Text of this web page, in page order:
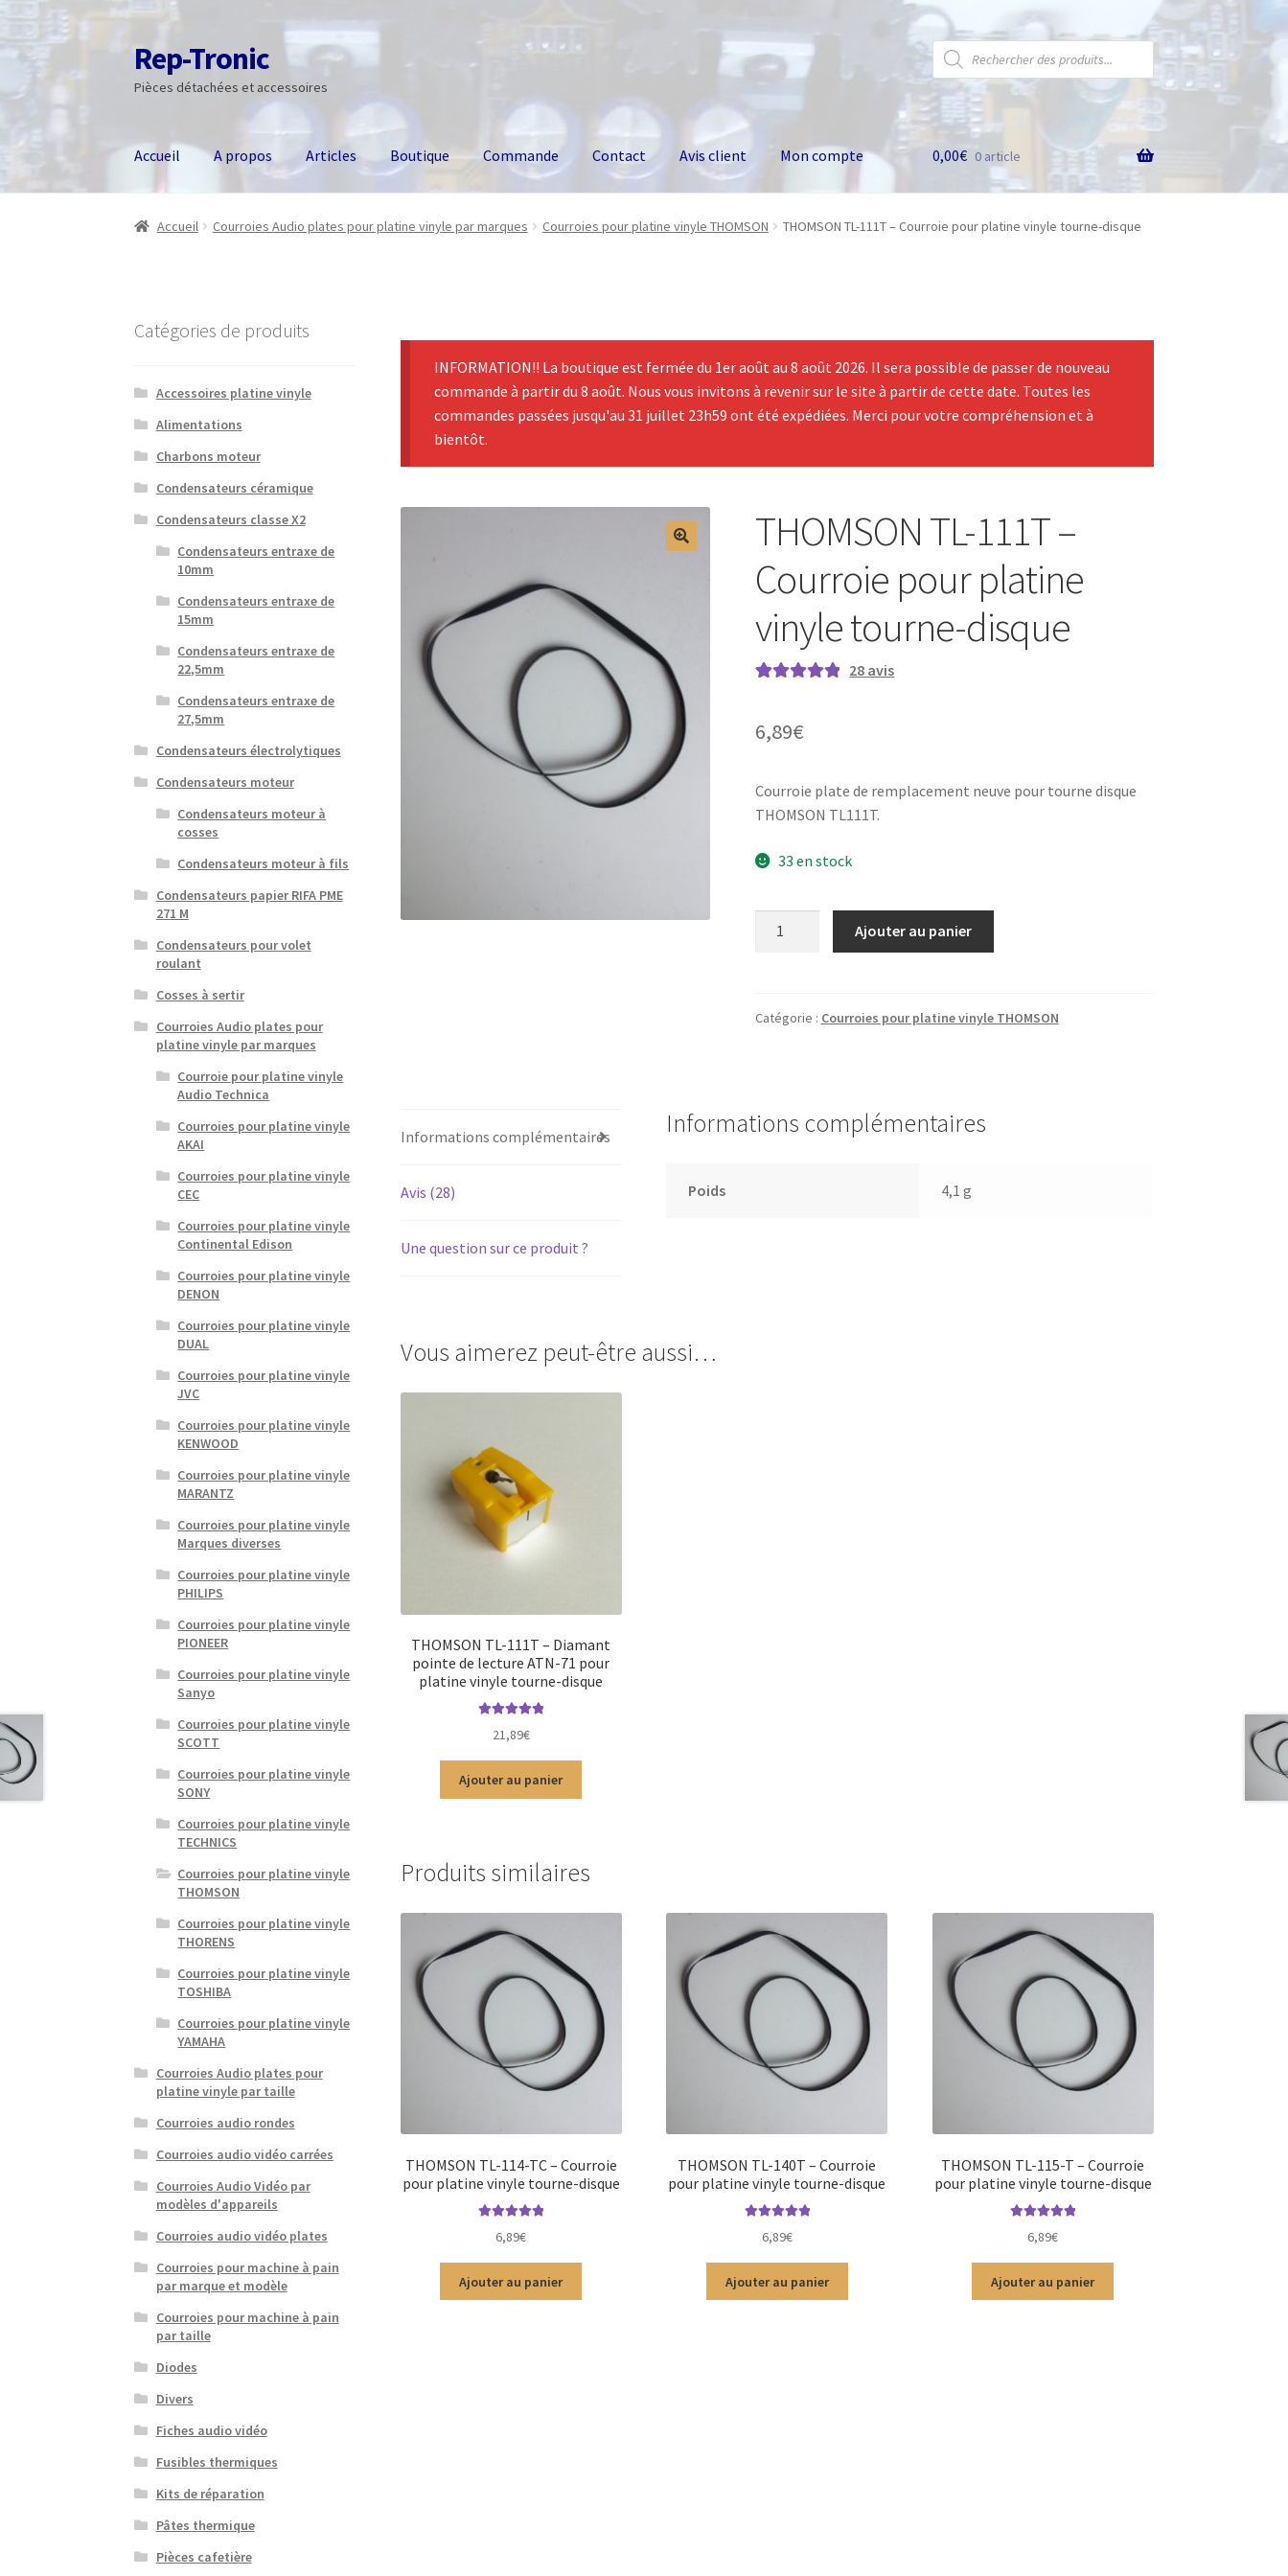
Aller
à
la
Aller
au
contenu
Rep-Tronic
Pièces détachées et accessoires
Recherche
de
produits
Accueil A propos Articles Boutique Commande Contact Avis client Mon compte 0,00€ 0 article
Accueil Courroies Audio plates pour platine vinyle par marques Courroies pour platine vinyle THOMSON THOMSON TL-111T – Courroie pour platine vinyle tourne-disque
INFORMATION!! La boutique est fermée du 1er août au 8 août 2026. Il sera possible de passer de nouveau
commande à partir du 8 août. Nous vous invitons à revenir sur le site à partir de cette date. Toutes les
commandes passées jusqu'au 31 juillet 23h59 ont été expédiées. Merci pour votre compréhension et à
bientôt.
THOMSON TL-111T –
Courroie pour platine
vinyle tourne-disque
notations
28 avis
6,89€
Courroie plate de remplacement neuve pour tourne disque
THOMSON TL111T.
33 en stock
111T
platine
vinyle
Ajouter au panier
Catégorie : Courroies pour platine vinyle THOMSON
Informations complémentaires
Avis (28)
Une question sur ce produit ?
Informations complémentaires
Poids 4,1 g
Vous aimerez peut-être aussi…
THOMSON TL-111T – Diamant
pointe de lecture ATN-71 pour
platine vinyle tourne-disque
5
21,89€
Ajouter au panier
Produits similaires
THOMSON TL-114-TC – Courroie
pour platine vinyle tourne-disque
5
6,89€
Ajouter au panier
THOMSON TL-140T – Courroie
pour platine vinyle tourne-disque
5
6,89€
Ajouter au panier
THOMSON TL-115-T – Courroie
pour platine vinyle tourne-disque
5
6,89€
Ajouter au panier
Catégories de produits
Accessoires platine vinyle
Alimentations
Charbons moteur
Condensateurs céramique
Condensateurs classe X2
Condensateurs entraxe de
10mm
Condensateurs entraxe de
15mm
Condensateurs entraxe de
22,5mm
Condensateurs entraxe de
27,5mm
Condensateurs électrolytiques
Condensateurs moteur
Condensateurs moteur à
cosses
Condensateurs moteur à fils
Condensateurs papier RIFA PME
271 M
Condensateurs pour volet
roulant
Cosses à sertir
Courroies Audio plates pour
platine vinyle par marques
Courroie pour platine vinyle
Audio Technica
Courroies pour platine vinyle
AKAI
Courroies pour platine vinyle
CEC
Courroies pour platine vinyle
Continental Edison
Courroies pour platine vinyle
DENON
Courroies pour platine vinyle
DUAL
Courroies pour platine vinyle
JVC
Courroies pour platine vinyle
KENWOOD
Courroies pour platine vinyle
MARANTZ
Courroies pour platine vinyle
Marques diverses
Courroies pour platine vinyle
PHILIPS
Courroies pour platine vinyle
PIONEER
Courroies pour platine vinyle
Sanyo
Courroies pour platine vinyle
SCOTT
Courroies pour platine vinyle
SONY
Courroies pour platine vinyle
TECHNICS
Courroies pour platine vinyle
THOMSON
Courroies pour platine vinyle
THORENS
Courroies pour platine vinyle
TOSHIBA
Courroies pour platine vinyle
YAMAHA
Courroies Audio plates pour
platine vinyle par taille
Courroies audio rondes
Courroies audio vidéo carrées
Courroies Audio Vidéo par
modèles d'appareils
Courroies audio vidéo plates
Courroies pour machine à pain
par marque et modèle
Courroies pour machine à pain
par taille
Diodes
Divers
Fiches audio vidéo
Fusibles thermiques
Kits de réparation
Pâtes thermique
Pièces cafetière